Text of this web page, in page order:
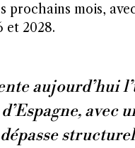
prochains mois,
et 2028.
aujourd’hui
avec